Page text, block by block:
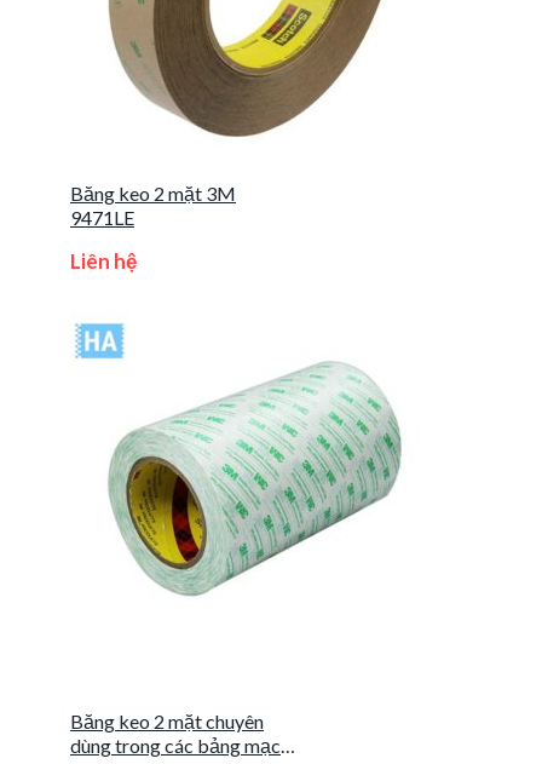
Băng keo 2 mặt 3M
9471LE
Liên hệ
Băng keo 2 mặt chuyên
dùng trong các bảng mạch